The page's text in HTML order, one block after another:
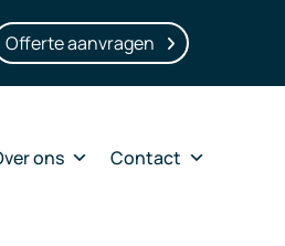
Offerte aanvragen
ons Contact